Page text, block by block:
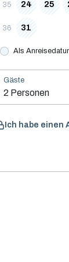
35 24 25
36 31
Als
Gäste
2 Personen
Ich habe einen